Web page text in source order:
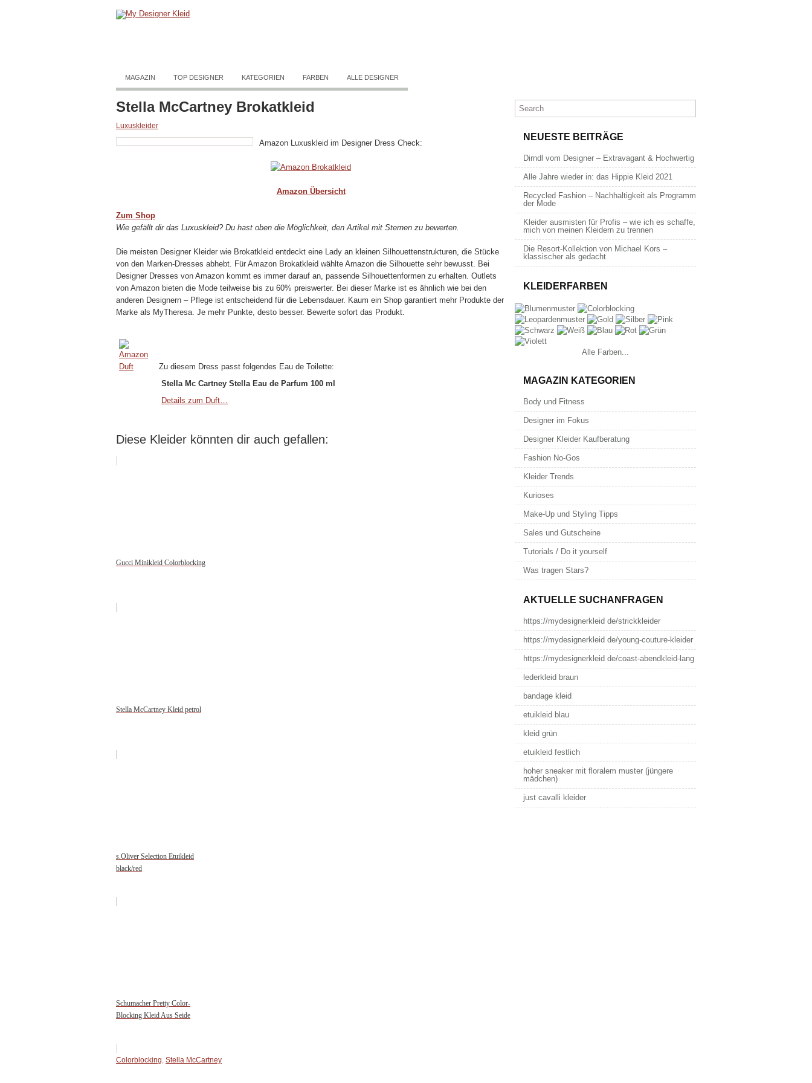
MAGAZIN TOP DESIGNER KATEGORIEN FARBEN ALLE DESIGNER
Stella McCartney Brokatkleid
Luxuskleider
Amazon Luxuskleid im Designer Dress Check:
Amazon Übersicht
Zum Shop
Wie gefällt dir das Luxuskleid? Du hast oben die Möglichkeit, den Artikel mit Sternen zu bewerten.
Die meisten Designer Kleider wie Brokatkleid entdeckt eine Lady an kleinen Silhouettenstrukturen, die Stücke
von den Marken-Dresses abhebt. Für Amazon Brokatkleid wählte Amazon die Silhouette sehr bewusst. Bei
Designer Dresses von Amazon kommt es immer darauf an, passende Silhouettenformen zu erhalten. Outlets
von Amazon bieten die Mode teilweise bis zu 60% preiswerter. Bei dieser Marke ist es ähnlich wie bei den
anderen Designern – Pflege ist entscheidend für die Lebensdauer. Kaum ein Shop garantiert mehr Produkte der
Marke als MyTheresa. Je mehr Punkte, desto besser. Bewerte sofort das Produkt.
Zu diesem Dress passt folgendes Eau de Toilette:
Stella Mc Cartney Stella Eau de Parfum 100 ml
Details zum Duft…
Diese Kleider könnten dir auch gefallen:
Gucci Minikleid Colorblocking
Stella McCartney Kleid petrol
s.Oliver Selection Etuikleid
black/red
Schumacher Pretty Color-
Blocking Kleid Aus Seide
Colorblocking, Stella McCartney
NEUESTE BEITRÄGE
Dirndl vom Designer – Extravagant & Hochwertig
Alle Jahre wieder in: das Hippie Kleid 2021
Recycled Fashion – Nachhaltigkeit als Programm
der Mode
Kleider ausmisten für Profis – wie ich es schaffe,
mich von meinen Kleidern zu trennen
Die Resort-Kollektion von Michael Kors –
klassischer als gedacht
KLEIDERFARBEN
Alle Farben...
MAGAZIN KATEGORIEN
Body und Fitness
Designer im Fokus
Designer Kleider Kaufberatung
Fashion No-Gos
Kleider Trends
Kurioses
Make-Up und Styling Tipps
Sales und Gutscheine
Tutorials / Do it yourself
Was tragen Stars?
AKTUELLE SUCHANFRAGEN
https://mydesignerkleid de/strickkleider
https://mydesignerkleid de/young-couture-kleider
https://mydesignerkleid de/coast-abendkleid-lang
lederkleid braun
bandage kleid
etuikleid blau
kleid grün
etuikleid festlich
hoher sneaker mit floralem muster (jüngere
mädchen)
just cavalli kleider